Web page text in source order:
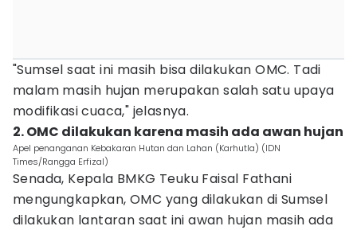
"Sumsel saat ini masih bisa dilakukan OMC. Tadi
malam masih hujan merupakan salah satu upaya
modifikasi cuaca," jelasnya.
2. OMC dilakukan karena masih ada awan hujan
Apel penanganan Kebakaran Hutan dan Lahan (Karhutla) (IDN
Times/Rangga Erfizal)
Senada, Kepala BMKG Teuku Faisal Fathani
mengungkapkan, OMC yang dilakukan di Sumsel
dilakukan lantaran saat ini awan hujan masih ada